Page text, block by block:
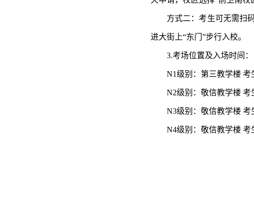
方式二：考生可无需扫
进大街上“东门”步行入校。
3.考场位置及入场时间：
N1级别：第三教学楼 考
N2级别：敬信教学楼 考
N3级别：敬信教学楼 考
N4级别：敬信教学楼 考